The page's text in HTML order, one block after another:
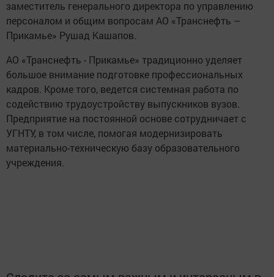
заместитель генерального директора по управлению
персоналом и общим вопросам АО «Транснефть –
Прикамье» Рушад Кашапов.
АО «Транснефть - Прикамье» традиционно уделяет
большое внимание подготовке профессиональных
кадров. Кроме того, ведется системная работа по
содействию трудоустройству выпускников вузов.
Предприятие на постоянной основе сотрудничает с
УГНТУ, в том числе, помогая модернизировать
материально-техническую базу образовательного
учреждения.